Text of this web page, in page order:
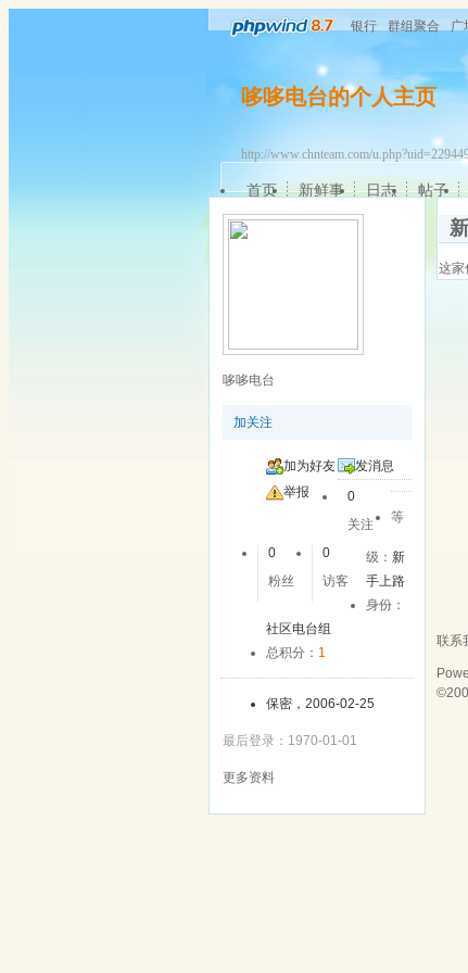
银行 群组聚合 广
哆哆电台的个人主页
http://www.chnteam.com/
首页 新鲜事 日志 帖子
哆哆电台
加关注
加为好友
发消息
举报
0
关注
0
粉丝
0
访客
等
级：新
手上路
身份：
社区电台组
总积分： 1
保密，2006-02-25
最后登录：1970-01-01
更多资料
这家
联系